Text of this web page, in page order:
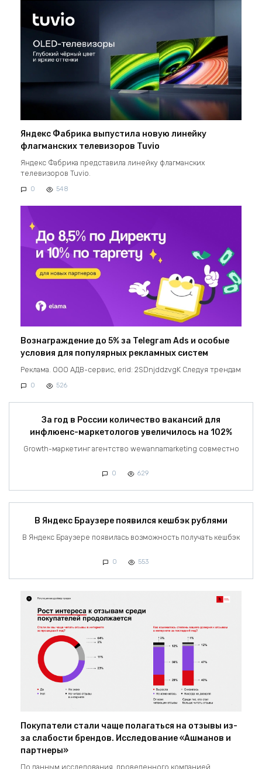
Яндекс Фабрика выпустила новую линейку
флагманских телевизоров Tuvio
Яндекс Фабрика представила линейку флагманских
телевизоров Tuvio.
0 548
Вознаграждение до 5% за Telegram Ads и особые
условия для популярных рекламных систем
Реклама. ООО АДВ-сервис, erid: 2SDnjddzvgK Следуя трендам
0 526
За год в России количество вакансий для
инфлюенс-маркетологов увеличилось на 102%
Growth-маркетинг агентство wewannamarketing совместно
0 629
В Яндекс Браузере появился кешбэк рублями
В Яндекс Браузере появилась возможность получать кешбэк
0 553
Покупатели стали чаще полагаться на отзывы из-
за слабости брендов. Исследование «Ашманов и
партнеры»
По данным исследования, проведенного компанией